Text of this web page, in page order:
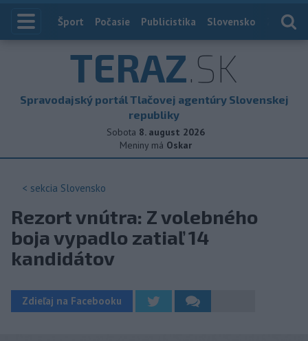
Index
Šport Počasie Publicistika Slovensko
TERAZ.SK
Spravodajský portál Tlačovej agentúry Slovenskej
republiky
Sobota 8. august 2026
Meniny má Oskar
< sekcia Slovensko
Rezort vnútra: Z volebného
boja vypadlo zatiaľ 14
kandidátov
Zdieľaj na Facebooku